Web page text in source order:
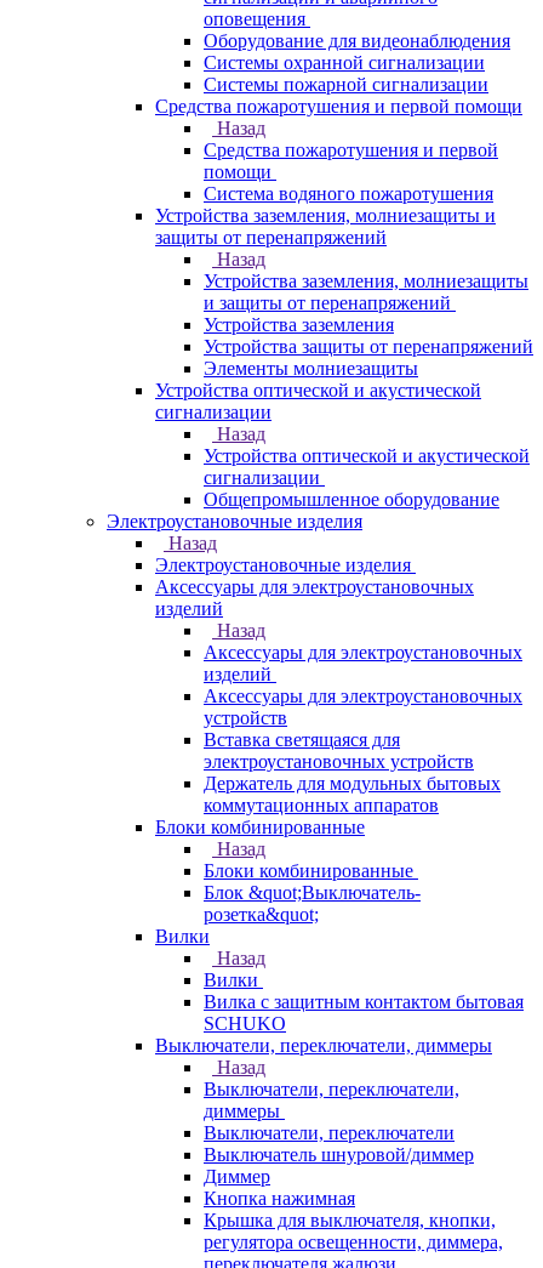
оповещения
Оборудование для видеонаблюдения
Системы охранной сигнализации
Системы пожарной сигнализации
Средства пожаротушения и первой помощи
Назад
Средства пожаротушения и первой
помощи
Система водяного пожаротушения
Устройства заземления, молниезащиты и
защиты от перенапряжений
Назад
Устройства заземления, молниезащиты
и защиты от перенапряжений
Устройства заземления
Устройства защиты от перенапряжений
Элементы молниезащиты
Устройства оптической и акустической
сигнализации
Назад
Устройства оптической и акустической
сигнализации
Общепромышленное оборудование
Электроустановочные изделия
Назад
Электроустановочные изделия
Аксессуары для электроустановочных
изделий
Назад
Аксессуары для электроустановочных
изделий
Аксессуары для электроустановочных
устройств
Вставка светящаяся для
электроустановочных устройств
Держатель для модульных бытовых
коммутационных аппаратов
Блоки комбинированные
Назад
Блоки комбинированные
Блок &quot;Выключатель-
розетка&quot;
Вилки
Назад
Вилки
Вилка с защитным контактом бытовая
SCHUKO
Выключатели, переключатели, диммеры
Назад
Выключатели, переключатели,
диммеры
Выключатели, переключатели
Выключатель шнуровой/диммер
Диммер
Кнопка нажимная
Крышка для выключателя, кнопки,
регулятора освещенности, диммера,
переключателя жалюзи